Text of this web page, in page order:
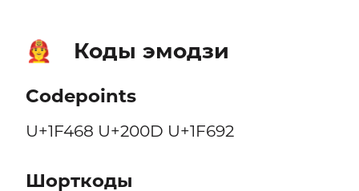
👨‍🚒 Коды эмодзи
Codepoints
U+1F468 U+200D U+1F692
Шорткоды